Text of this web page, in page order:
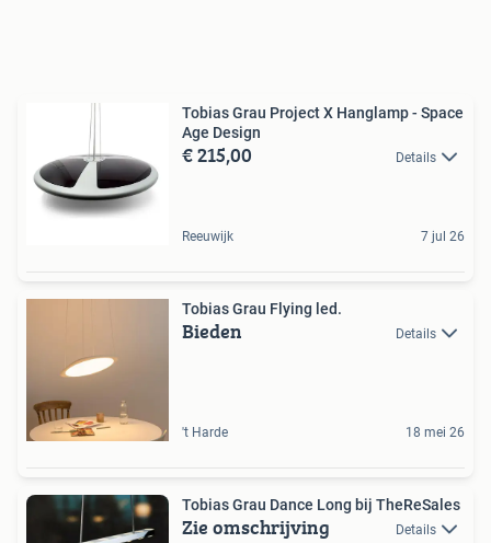
Tobias Grau Project X Hanglamp - Space
Age Design
€ 215,00 Details
Reeuwijk 7 jul 26
Tobias Grau Flying led.
Bieden Details
't Harde 18 mei 26
Tobias Grau Dance Long bij TheReSales
Zie omschrijving Details